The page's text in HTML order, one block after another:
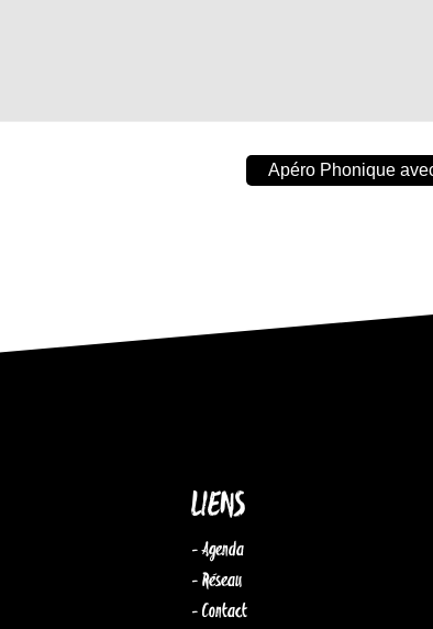
Apéro Phonique
LIENS
- Agenda
- Réseau
- Contact